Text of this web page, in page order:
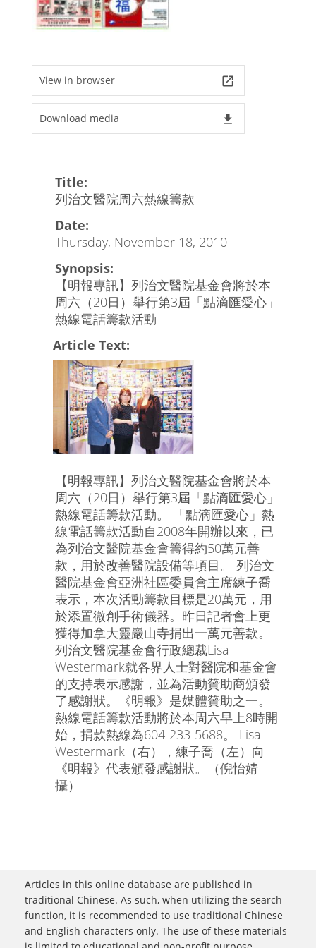
View in browser launch
Download media file_download
Title:
列治文醫院周六熱線籌款
Date:
Thursday, November 18, 2010
Synopsis:
【明報專訊】列治文醫院基金會將於本
周六（20日）舉行第3屆「點滴匯愛心」
熱線電話籌款活動
Article Text:
【明報專訊】列治文醫院基金會將於本
周六（20日）舉行第3屆「點滴匯愛心」
熱線電話籌款活動。 「點滴匯愛心」熱
線電話籌款活動自2008年開辦以來，已
為列治文醫院基金會籌得約50萬元善
款，用於改善醫院設備等項目。 列治文
醫院基金會亞洲社區委員會主席練子喬
表示，本次活動籌款目標是20萬元，用
於添置微創手術儀器。昨日記者會上更
獲得加拿大靈巖山寺捐出一萬元善款。
列治文醫院基金會行政總裁Lisa
Westermark就各界人士對醫院和基金會
的支持表示感謝，並為活動贊助商頒發
了感謝狀。《明報》是媒體贊助之一。
熱線電話籌款活動將於本周六早上8時開
始，捐款熱線為604-233-5688。 Lisa
Westermark（右），練子喬（左）向
《明報》代表頒發感謝狀。（倪怡婧
攝）
Articles in this online database are published in
traditional Chinese. As such, when utilizing the search
function, it is recommended to use traditional Chinese
and English characters only. The use of these materials